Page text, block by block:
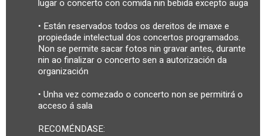
lugar o concerto con comida nin bebida excepto auga
• Están reservados todos os dereitos de imaxe e
propiedade intelectual dos concertos programados.
Non se permite sacar fotos nin gravar antes, durante
nin ao finalizar o concerto sen a autorización da
organización
• Unha vez comezado o concerto non se permitirá o
acceso á sala
RECOMÉNDASE: